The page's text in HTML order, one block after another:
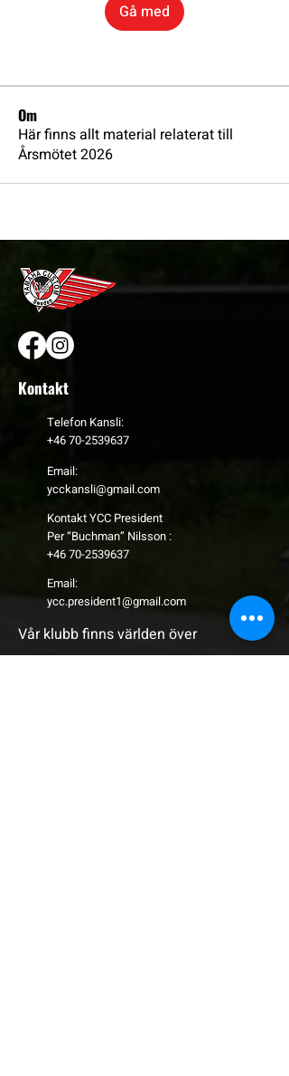
Gå med
Om
Här finns allt material relaterat till
Årsmötet 2026
Kontakt
Telefon Kansli:
+46 70-2539637
Email:
ycckansli@gmail.com
Kontakt YCC President
Per “Buchman” Nilsson :
+46 70-2539637
Email:
ycc.president1@gmail.com
Vår klubb finns världen över